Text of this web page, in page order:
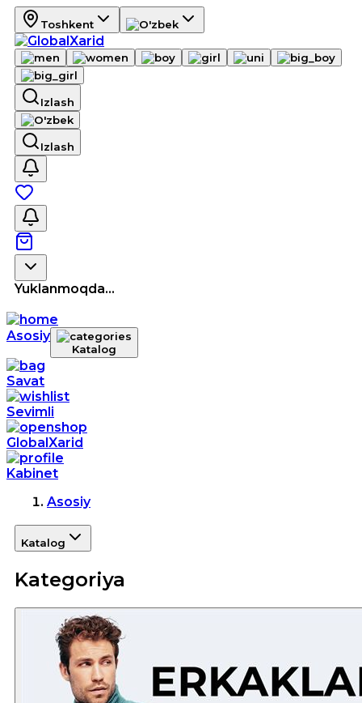
Toshkent
Izlash
Izlash
Yuklanmoqda...
Asosiy
Katalog
Savat
Sevimli
GlobalXarid
Kabinet
Asosiy
Katalog
Kategoriya